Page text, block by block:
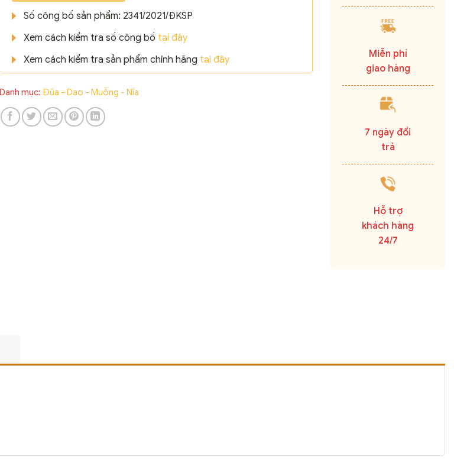
Số công bố sản phẩm: 2341/2021/ĐKSP
Xem cách kiểm tra số công bố tại đây
Xem cách kiểm tra sản phẩm chính hãng tại đây
Danh mục: Đũa - Dao - Muỗng - Nĩa
Miễn phí
giao hàng
7 ngày đổi
trả
Hỗ trợ
khách hàng
24/7